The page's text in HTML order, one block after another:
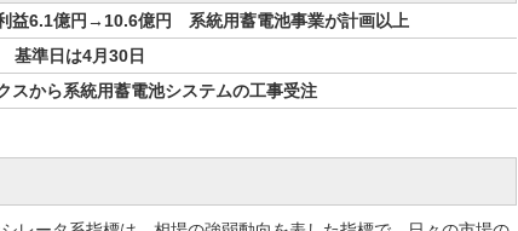
利益6.1億円→10.6億円 系統用蓄電池事業が計画以上
基準日は4月30日
スから系統用蓄電池システムの工事受注